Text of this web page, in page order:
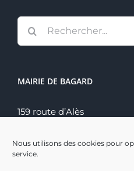
Nous utilisons des cookies pour
service.
MAIRIE DE BAGARD
159 route d’Alès
Tél. : 04 66 60 70 22